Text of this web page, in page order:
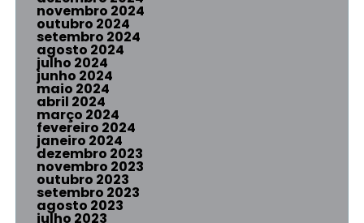
novembro 2024
outubro 2024
setembro 2024
agosto 2024
julho 2024
junho 2024
maio 2024
abril 2024
março 2024
fevereiro 2024
janeiro 2024
dezembro 2023
novembro 2023
outubro 2023
setembro 2023
agosto 2023
julho 2023